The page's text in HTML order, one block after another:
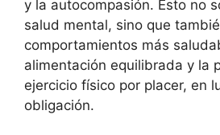
y la autocompasión. Esto no
salud mental, sino que
comportamientos más
alimentación equilibrada y la
ejercicio físico por placer, en
obligación.